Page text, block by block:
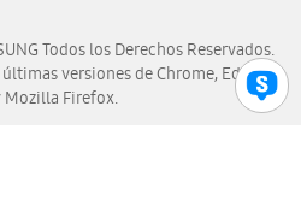
Todos los Derechos Reservados.
versiones de Chrome, Edge,
Mozilla Firefox.